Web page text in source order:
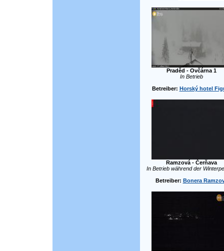
Praděd - Ovčárna 1
In Betrieb
Betreiber: Horský hotel
Ramzová - Čerňava
In Betrieb während der
Betreiber: Bonera